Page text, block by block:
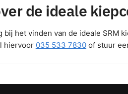
de ideale
het vinden van de ideale SRM
hiervoor 035 533 7830of stuur